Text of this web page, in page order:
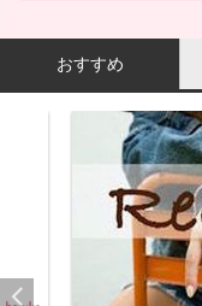
おすすめ